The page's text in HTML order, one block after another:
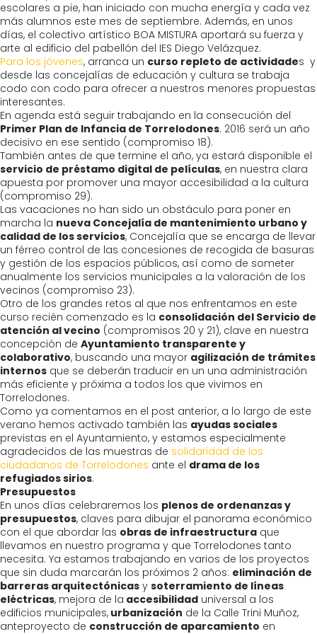
escolares a pie, han iniciado con mucha energía y cada vez
más alumnos este mes de septiembre. Además, en unos
días, el colectivo artístico BOA MISTURA aportará su fuerza y
arte al edificio del pabellón del IES Diego Velázquez.
Para los jóvenes, arranca un curso repleto de actividades y
desde las concejalías de educación y cultura se trabaja
codo con codo para ofrecer a nuestros menores propuestas
interesantes.
En agenda está seguir trabajando en la consecución del
Primer Plan de Infancia de Torrelodones. 2016 será un año
decisivo en ese sentido (compromiso 18).
También antes de que termine el año, ya estará disponible el
servicio de préstamo digital de películas, en nuestra clara
apuesta por promover una mayor accesibilidad a la cultura
(compromiso 29).
Las vacaciones no han sido un obstáculo para poner en
marcha la nueva Concejalía de mantenimiento urbano y
calidad de los servicios, Concejalía que se encarga de llevar
un férreo control de las concesiones de recogida de basuras
y gestión de los espacios públicos, así como de someter
anualmente los servicios municipales a la valoración de los
vecinos (compromiso 23).
Otro de los grandes retos al que nos enfrentamos en este
curso recién comenzado es la consolidación del Servicio de
atención al vecino (compromisos 20 y 21), clave en nuestra
concepción de Ayuntamiento transparente y
colaborativo, buscando una mayor agilización de trámites
internos que se deberán traducir en un una administración
más eficiente y próxima a todos los que vivimos en
Torrelodones.
Como ya comentamos en el post anterior, a lo largo de este
verano hemos activado también las ayudas sociales
previstas en el Ayuntamiento, y estamos especialmente
agradecidos de las muestras de solidaridad de los
ciudadanos de Torrelodones ante el drama de los
refugiados sirios.
Presupuestos
En unos días celebraremos los plenos de ordenanzas y
presupuestos, claves para dibujar el panorama económico
con el que abordar las obras de infraestructura que
llevamos en nuestro programa y que Torrelodones tanto
necesita. Ya estamos trabajando en varios de los proyectos
que sin duda marcarán los próximos 2 años: eliminación de
barreras arquitectónicas y soterramiento de líneas
eléctricas, mejora de la accesibilidad universal a los
edificios municipales, urbanización de la Calle Trini Muñoz,
anteproyecto de construcción de aparcamiento en